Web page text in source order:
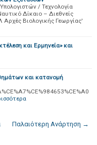
/ Τεχνολογία
Δίκαιο – Διεθνείς
Βιολογικής Γεωργίας'
και Ερμηνεία» και
και κατανομή
Παλαιότερη Ανάρτηση →